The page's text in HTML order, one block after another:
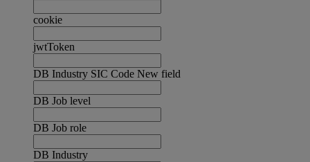
cookie
jwtToken
DB Industry SIC Code New field
DB Job level
DB Job role
DB Industry